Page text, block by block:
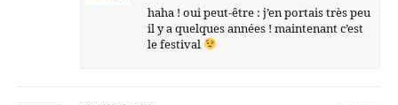
haha ! oui peut-être : j’en portais très peu
il y a quelques années ! maintenant c’est
le festival